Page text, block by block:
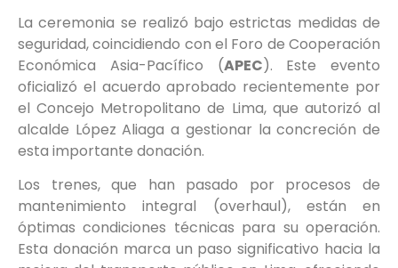
La ceremonia se realizó bajo estrictas medidas de
seguridad, coincidiendo con el Foro de Cooperación
Económica Asia-Pacífico (APEC). Este evento
oficializó el acuerdo aprobado recientemente por
el Concejo Metropolitano de Lima, que autorizó al
alcalde López Aliaga a gestionar la concreción de
esta importante donación.
Los trenes, que han pasado por procesos de
mantenimiento integral (overhaul), están en
óptimas condiciones técnicas para su operación.
Esta donación marca un paso significativo hacia la